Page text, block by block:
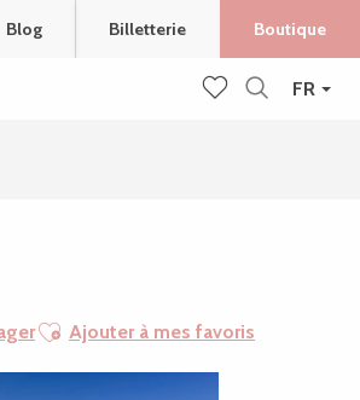
FR
Blog Billetterie Boutique
Ajouter aux favoris
Ajouter à mes favoris